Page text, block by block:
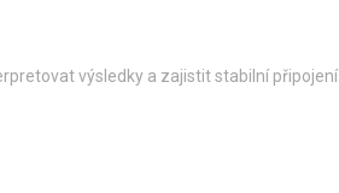
výsledky a zajistit stabilní připojení